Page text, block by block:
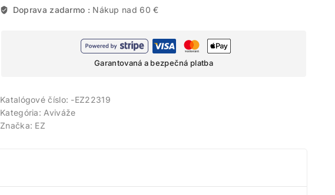
Doprava zadarmo : Nákup nad 60 €
Garantovaná a bezpečná platba
Katalógové číslo: -EZ22319
Kategória: Aviváže
Značka: EZ